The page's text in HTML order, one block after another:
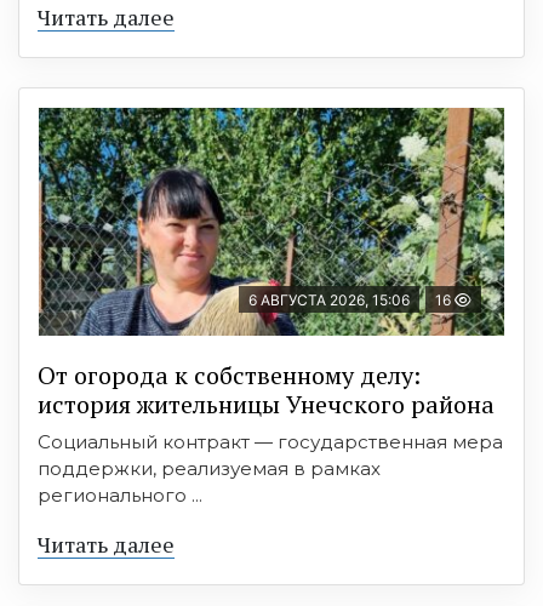
Читать далее
6 АВГУСТА 2026, 15:06 16
От огорода к собственному делу:
история жительницы Унечского района
Социальный контракт — государственная мера
поддержки, реализуемая в рамках
регионального ...
Читать далее